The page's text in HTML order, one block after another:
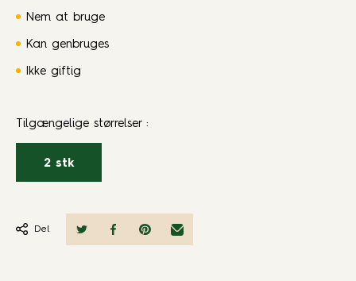
Nem at bruge
Kan genbruges
Ikke giftig
Tilgængelige størrelser:
2 stk
Del